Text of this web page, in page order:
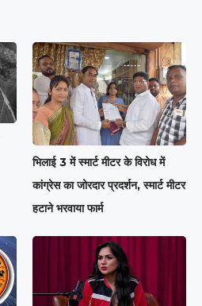
भिलाई 3 में स्मार्ट मीटर के विरोध में
कांग्रेस का जोरदार प्रदर्शन, स्मार्ट मीटर
हटाने भरवाया फार्म